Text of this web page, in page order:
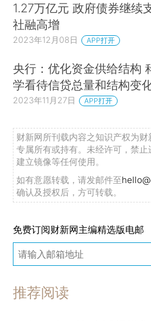
1.27万亿元 政府债券继续
社融高增
2023年12月08日 APP打开
央行：优化资金供给结构
学看待信贷总量和结构变
2023年11月27日 APP打开
财新网所刊载内容之知识产权为
专属所有或持有。未经许可，禁
建立镜像等任何使用。
如有意愿转载，请发邮件至
确认及授权后，方可转载。
免费订阅财新网主编精选版电邮
推荐阅读